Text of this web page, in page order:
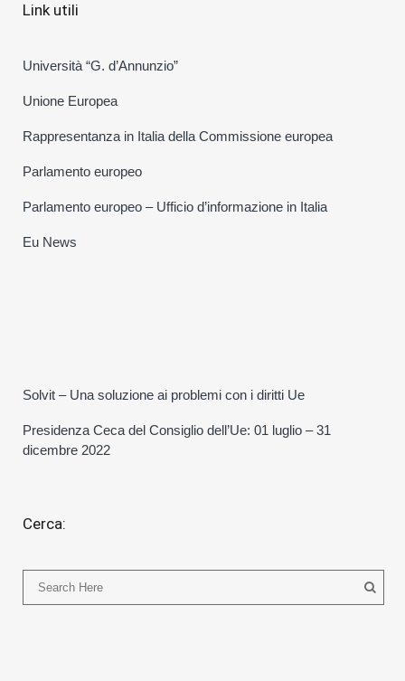
Link utili
Università “G. d’Annunzio”
Unione Europea
Rappresentanza in Italia della Commissione europea
Parlamento europeo
Parlamento europeo – Ufficio d’informazione in Italia
Eu News
Solvit – Una soluzione ai problemi con i diritti Ue
Presidenza Ceca del Consiglio dell’Ue: 01 luglio – 31
dicembre 2022
Cerca: